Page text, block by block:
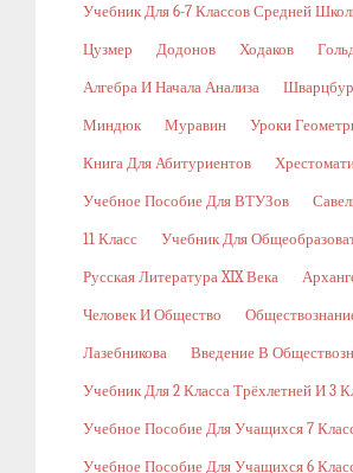
Учебник Для 6-7 Классов Средней
Цузмер Додонов Ходаков
Алгебра И Начала Анализа
Миндюк Муравин Уроки
Книга Для Абитуриентов
Учебное Пособие Для ВТУЗов
11 Класс Учебник Для
Русская Литература XIX Века
Человек И Общество
Лазебникова Введение В
Учебник Для 2 Класса Трёхлетней И 3
Учебное Пособие Для Учащихся 7
Учебное Пособие Для Учащихся 6